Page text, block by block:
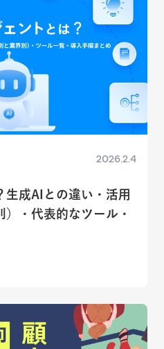
2026.2.4
生成AIとの違い・活用
・代表的なツール・